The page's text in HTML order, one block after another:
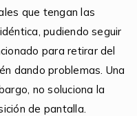
que tengan las
pudiendo seguir
para retirar del
dando problemas. Una
no soluciona la
de pantalla.